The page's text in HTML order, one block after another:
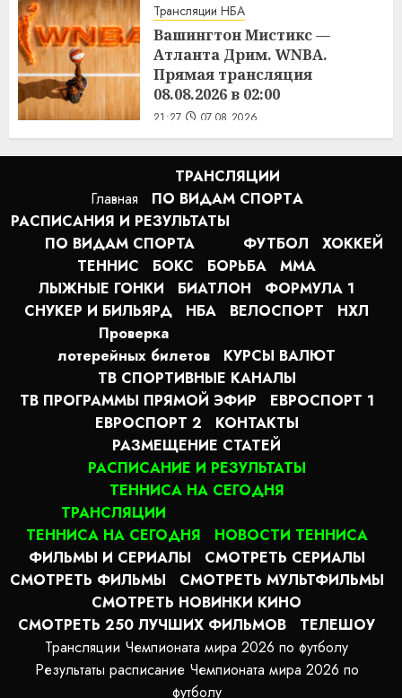
Трансляции НБА
Вашингтон Мистикс —
Атланта Дрим. WNBA.
Прямая трансляция
08.08.2026 в 02:00
21:27 07.08.2026
Главная
ТРАНСЛЯЦИИ
ПО ВИДАМ СПОРТA
РАСПИСАНИЯ И РЕЗУЛЬТАТЫ
ПО ВИДАМ СПОРТА
ФУТБОЛ
ХОККЕЙ
ТЕННИС
БОКС БОРЬБА
MMA
ЛЫЖНЫЕ ГОНКИ
БИАТЛОН
ФОРМУЛА 1
СНУКЕР И БИЛЬЯРД
НБА ВЕЛОСПОРТ
НХЛ
Проверка
лотерейных билетов
КУРСЫ ВАЛЮТ
ТВ СПОРТИВНЫЕ КАНАЛЫ
ТВ ПРОГРАММЫ ПРЯМОЙ ЭФИР
ЕВРОСПОРТ 1
ЕВРОСПОРТ 2
КОНТАКТЫ
РАЗМЕЩЕНИЕ СТАТЕЙ
РАСПИСАНИЕ И РЕЗУЛЬТАТЫ
ТЕННИСА НА СЕГОДНЯ
ТРАНСЛЯЦИИ
ТЕННИСА НА СЕГОДНЯ
НОВОСТИ ТЕННИСА
ФИЛЬМЫ И СЕРИАЛЫ
СМОТРЕТЬ СЕРИАЛЫ
СМОТРЕТЬ ФИЛЬМЫ
СМОТРЕТЬ МУЛЬТФИЛЬМЫ
СМОТРЕТЬ НОВИНКИ КИНО
СМОТРЕТЬ 250 ЛУЧШИХ ФИЛЬМОВ
ТЕЛЕШОУ
Трансляции Чемпионата мира 2026 по футболу
Результаты расписание Чемпионата мира 2026 по
футболу